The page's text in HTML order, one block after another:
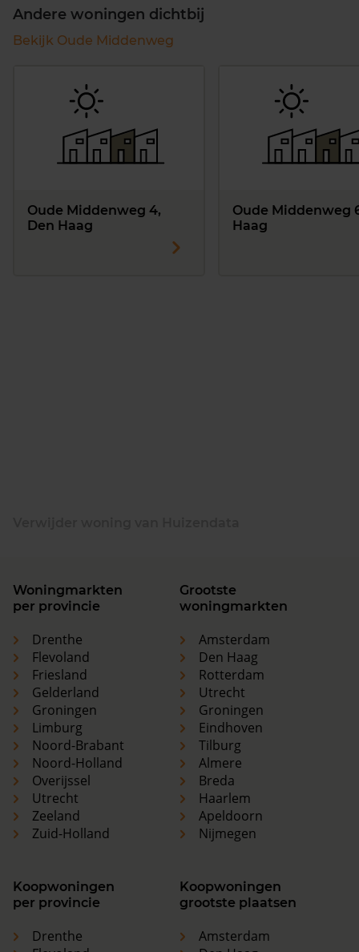
Andere woningen dichtbij
Bekijk Oude Middenweg
Oude Middenweg 4,
Den Haag
Oude Middenweg
Haag
Woningmarkten
per provincie
Drenthe
Flevoland
Friesland
Gelderland
Groningen
Limburg
Noord-Brabant
Noord-Holland
Overijssel
Utrecht
Zeeland
Zuid-Holland
Grootste
woningmarkten
Amsterdam
Den Haag
Rotterdam
Utrecht
Groningen
Eindhoven
Tilburg
Almere
Breda
Haarlem
Apeldoorn
Nijmegen
Koopwoningen
per provincie
Drenthe
Koopwoningen
grootste plaatsen
Amsterdam